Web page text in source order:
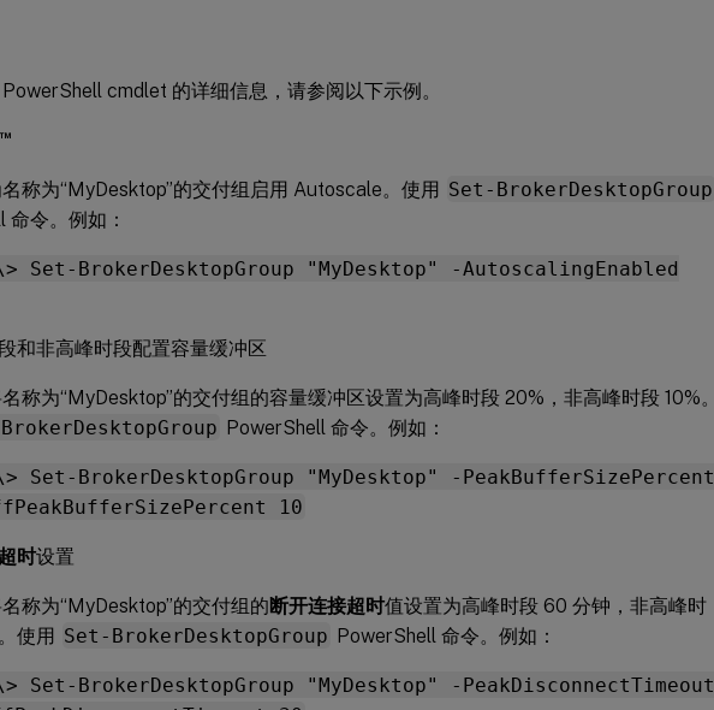
cmdlet 的详细信息，请参阅以下示例。
™
称为“MyDesktop”的交付组启用 Autoscale。使用 Set-BrokerDesktopGroup
命令。例如：
Set-BrokerDesktopGroup "MyDesktop" -AutoscalingEnabled
和非高峰时段配置容量缓冲区
称为“MyDesktop”的交付组的容量缓冲区设置为高峰时段 20%，非高峰时段 10%。
PowerShell 命令。例如：
Set-BrokerDesktopGroup "MyDesktop" -PeakBufferSizePercent
10
时设置
称为“MyDesktop”的交付组的断开连接超时值设置为高峰时段 60 分钟，非高峰时
使用 Set-BrokerDesktopGroup PowerShell 命令。例如：
Set-BrokerDesktopGroup "MyDesktop" -PeakDisconnectTimeout